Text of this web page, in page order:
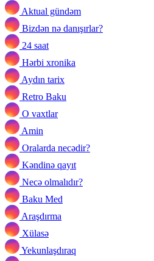
Aktual gündəm
Bizdən nə danışırlar?
24 saat
Hərbi xronika
Aydın tarix
Retro Baku
O vaxtlar
Amin
Oralarda necədir?
Kəndinə qayıt
Necə olmalıdır?
Baku Med
Araşdırma
Xülasə
Yekunlaşdıraq